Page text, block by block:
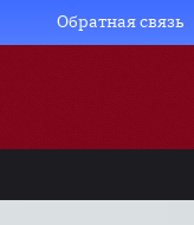
to
Обратная связь